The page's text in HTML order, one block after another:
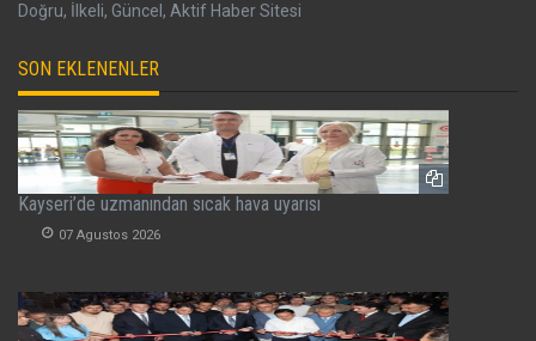
Doğru, İlkeli, Güncel, Aktif Haber Sitesi
SON EKLENENLER
Kayseri’de uzmanından sıcak hava uyarısı
07 Agustos 2026